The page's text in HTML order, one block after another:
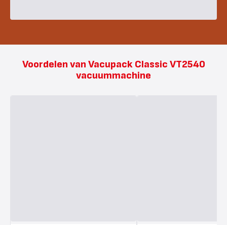
Voordelen van Vacupack Classic VT2540
vacuummachine